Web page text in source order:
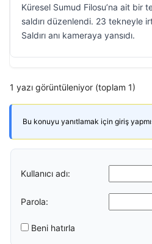
Küresel Sumud Filosu’na ait bir
saldırı düzenlendi. 23 tekneyle
Saldırı anı kameraya yansıdı.
1 yazı görüntüleniyor (toplam 1)
Bu konuyu yanıtlamak için giriş
Kullanıcı adı:
Parola:
Beni hatırla